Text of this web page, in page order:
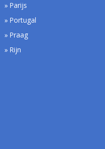
Parijs
Portugal
Praag
Rijn